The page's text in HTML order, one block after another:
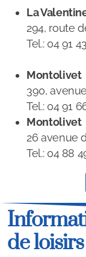
La
294, route
Tel.: 04 91
Montolivet
390,
Tel.: 04 91
Montolivet
26 avenue
Tel.: 04 88
de